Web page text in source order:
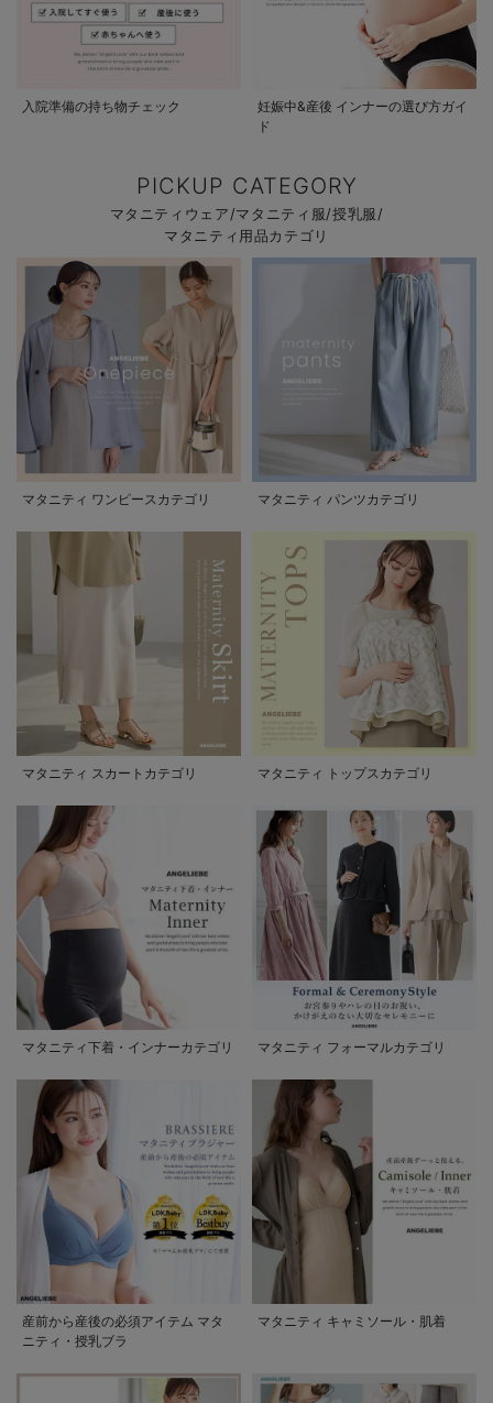
入院準備の持ち物チェック
妊娠中&産後 インナーの選び方ガイ
ド
PICKUP CATEGORY
マタニティウェア/マタニティ服/授乳服/
マタニティ用品カテゴリ
マタニティ ワンピースカテゴリ マタニティ パンツカテゴリ
マタニティ スカートカテゴリ マタニティ トップスカテゴリ
マタニティ下着・インナーカテゴリ マタニティ フォーマルカテゴリ
産前から産後の必須アイテム マタ
ニティ・授乳ブラ
マタニティ キャミソール・肌着